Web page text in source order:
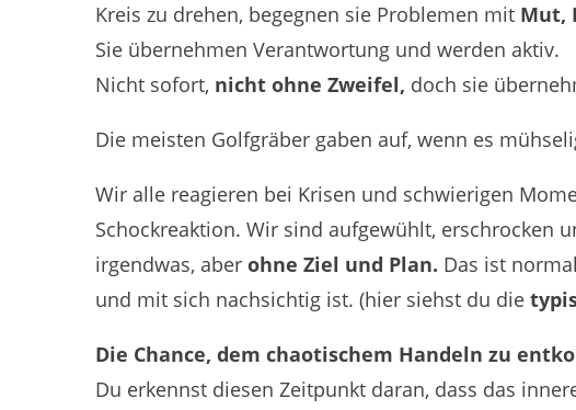
Kreis zu drehen, begegnen sie Problemen mit Mut,
Sie übernehmen Verantwortung und werden aktiv.
Nicht sofort, nicht ohne Zweifel, doch sie
Die meisten Golfgräber gaben auf, wenn es
Wir alle reagieren bei Krisen und schwierigen
Schockreaktion. Wir sind aufgewühlt, erschrocken
irgendwas, aber ohne Ziel und Plan. Das ist
und mit sich nachsichtig ist. (hier siehst du die
Die Chance, dem chaotischem Handeln zu
Du erkennst diesen Zeitpunkt daran, dass das